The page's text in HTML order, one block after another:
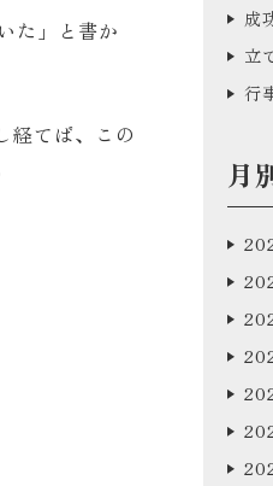
た」と書か
経てば、この
成
立
行
月